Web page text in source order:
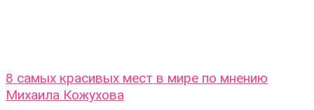
8 самых красивых мест в мире по мнению
Михаила Кожухова